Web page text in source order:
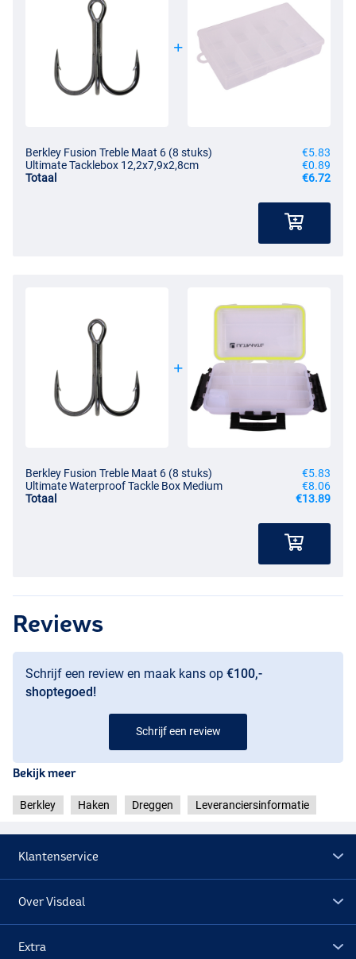
Berkley Fusion Treble Maat 6 (8 stuks)
€5.83
Ultimate Tacklebox 12,2x7,9x2,8cm
€0.89
Totaal
€6.72
Berkley Fusion Treble Maat 6 (8 stuks)
€5.83
Ultimate Waterproof Tackle Box Medium
€8.06
Totaal
€13.89
Reviews
Schrijf een review en maak kans op €100,-
shoptegoed!
Schrijf een review
Bekijk meer
Berkley Haken Dreggen Leveranciersinformatie
Klantenservice
Over Visdeal
Extra